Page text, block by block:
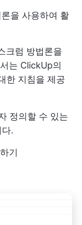
을 사용하여 활
크럼 방법론을
는 ClickUp의
한 지침을 제공
정의할 수 있는
.
기